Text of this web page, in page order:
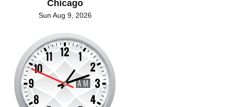
Chicago
Sun Aug 9, 2026